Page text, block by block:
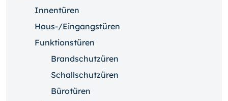
Innentüren
Haus-/Eingangstüren
Funktionstüren
Brandschutzüren
Schallschutzüren
Bürotüren